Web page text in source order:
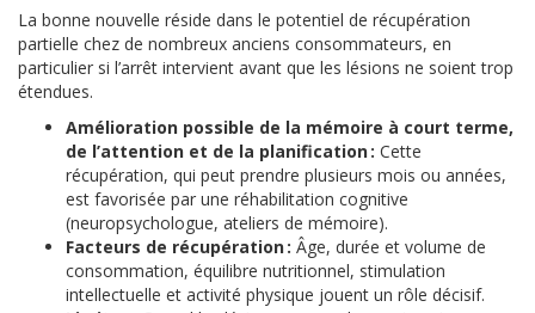
La bonne nouvelle réside dans le potentiel de récupération
partielle chez de nombreux anciens consommateurs, en
particulier si l’arrêt intervient avant que les lésions ne soient trop
étendues.
Amélioration possible de la mémoire à court terme,
de l’attention et de la planification : Cette
récupération, qui peut prendre plusieurs mois ou années,
est favorisée par une réhabilitation cognitive
(neuropsychologue, ateliers de mémoire).
Facteurs de récupération : Âge, durée et volume de
consommation, équilibre nutritionnel, stimulation
intellectuelle et activité physique jouent un rôle décisif.